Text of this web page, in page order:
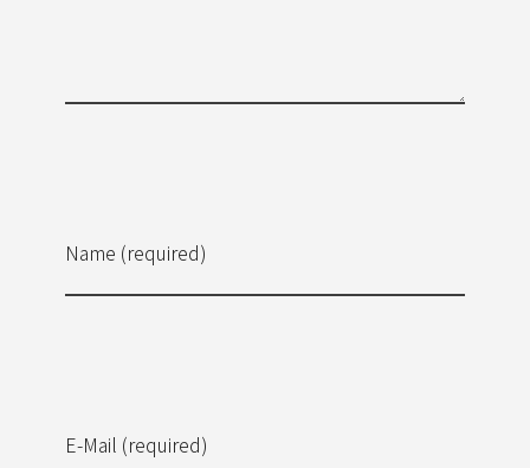
Name (required)
E-Mail (required)